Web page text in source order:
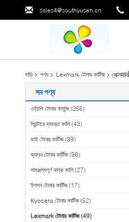
sales4@southyusen.cn
বাড়ি পণ্য Lexmark টোনার কার্টিজ
সব পণ্য
এইচপি টোনার কার্তুজ (256)
প্রিন্টারে ব্যবহৃত কালি (43)
ভাই টোনার কার্টিজ (39)
ক্যানন টোনার কার্টিজ (98)
সামঞ্জস্যপূর্ণ বাল্ক কালি (27)
ইপসন টোনার কার্টিজ (17)
Kyocera টোনার কার্টিজ (52)
Lexmark টোনার কার্টিজ (49)